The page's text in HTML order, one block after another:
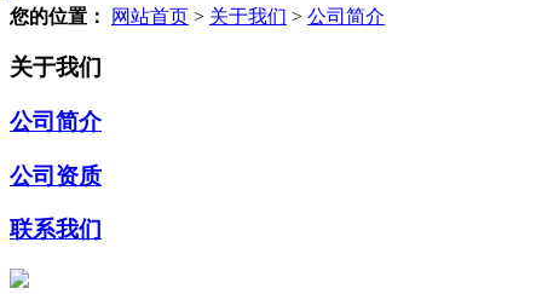
您的位置： 网站首页 > 关于我们 > 公司简介
关于我们
公司简介
公司资质
联系我们